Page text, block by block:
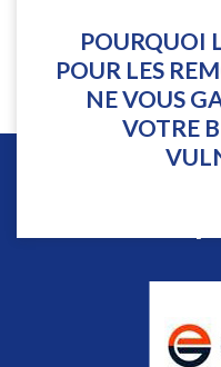
POURQUOI
POUR LES
NE VOUS
VOTRE
Nos